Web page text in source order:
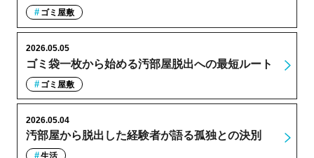
ゴミ屋敷
ゴミ袋一枚から始める汚部屋脱出への最短ルート
2026.05.05
ゴミ屋敷
汚部屋から脱出した経験者が語る孤独との決別
2026.05.04
生活